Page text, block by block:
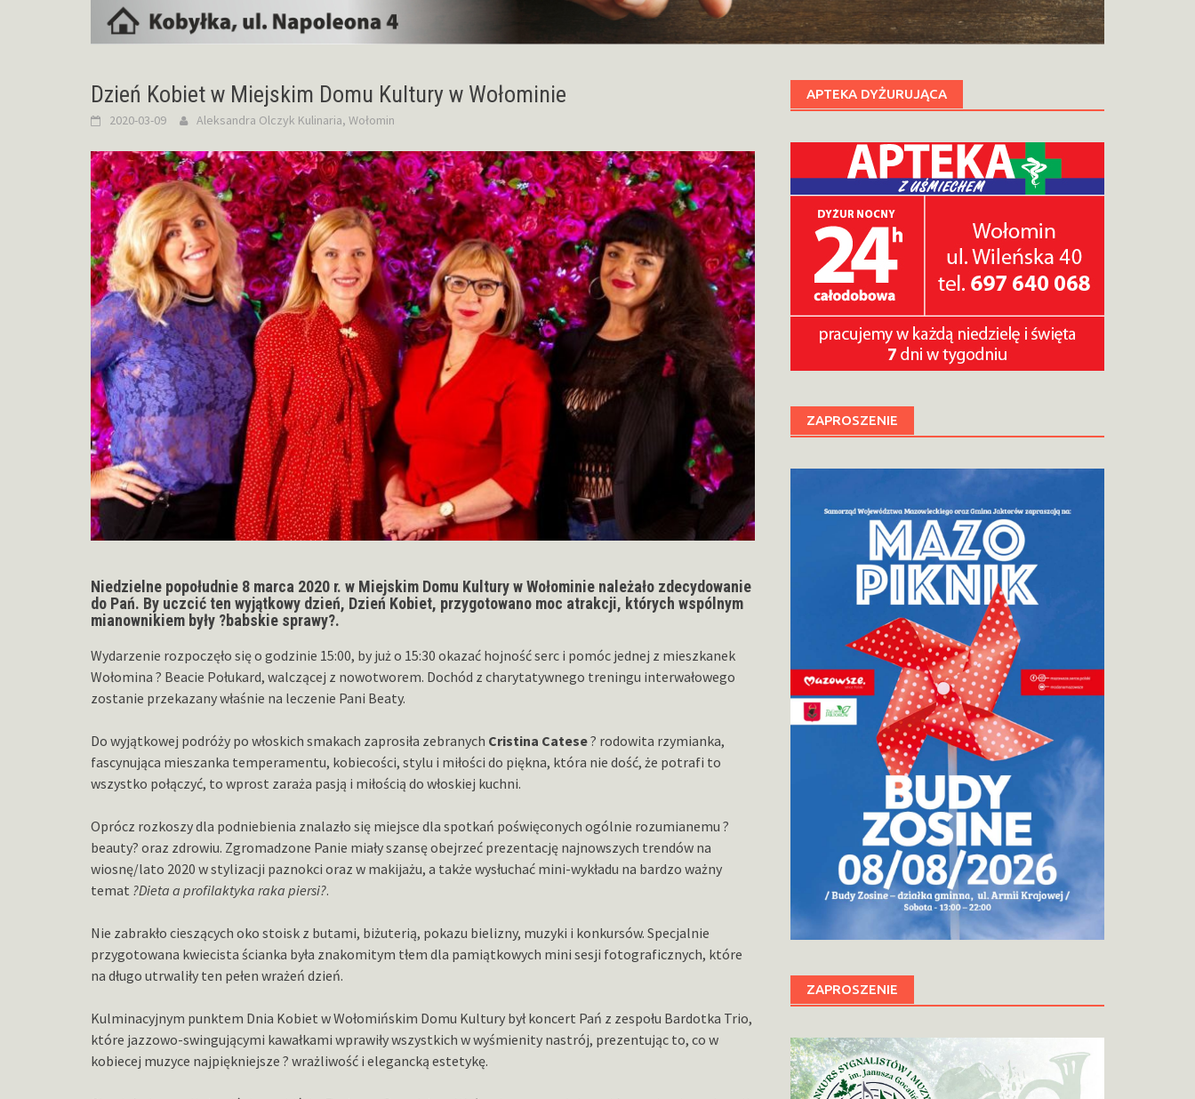
Dzień Kobiet w Miejskim Domu Kultury w Wołominie
2020-03-09 Aleksandra Olczyk Kulinaria, Wołomin
Niedzielne popołudnie 8 marca 2020 r. w Miejskim Domu Kultury w Wołominie należało zdecydowanie
do Pań. By uczcić ten wyjątkowy dzień, Dzień Kobiet, przygotowano moc atrakcji, których wspólnym
mianownikiem były ?babskie sprawy?.
Wydarzenie rozpoczęło się o godzinie 15:00, by już o 15:30 okazać hojność serc i pomóc jednej z mieszkanek
Wołomina ? Beacie Połukard, walczącej z nowotworem. Dochód z charytatywnego treningu interwałowego
zostanie przekazany właśnie na leczenie Pani Beaty.
Do wyjątkowej podróży po włoskich smakach zaprosiła zebranych Cristina Catese? rodowita rzymianka,
fascynująca mieszanka temperamentu, kobiecości, stylu i miłości do piękna, która nie dość, że potrafi to
wszystko połączyć, to wprost zaraża pasją i miłością do włoskiej kuchni.
Oprócz rozkoszy dla podniebienia znalazło się miejsce dla spotkań poświęconych ogólnie rozumianemu ?
beauty? oraz zdrowiu. Zgromadzone Panie miały szansę obejrzeć prezentację najnowszych trendów na
wiosnę/lato 2020 w stylizacji paznokci oraz w makijażu, a także wysłuchać mini-wykładu na bardzo ważny
temat ?Dieta a profilaktyka raka piersi?.
Nie zabrakło cieszących oko stoisk z butami, biżuterią, pokazu bielizny, muzyki i konkursów. Specjalnie
przygotowana kwiecista ścianka była znakomitym tłem dla pamiątkowych mini sesji fotograficznych, które
na długo utrwaliły ten pełen wrażeń dzień.
Kulminacyjnym punktem Dnia Kobiet w Wołomińskim Domu Kultury był koncert Pań z zespołu Bardotka Trio,
które jazzowo-swingującymi kawałkami wprawiły wszystkich w wyśmienity nastrój, prezentując to, co w
kobiecej muzyce najpiękniejsze ? wrażliwość i elegancką estetykę.
APTEKA DYŻURUJĄCA
ZAPROSZENIE
ZAPROSZENIE